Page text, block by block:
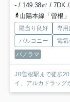
- / 149.38㎡ / 7DK
山陽本線「曽根
陽当り良好 専用
バルコニー
電気
パノラマ
JR曽根駅まで徒歩
イ、アルカドラッグ